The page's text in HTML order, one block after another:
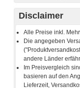
Disclaimer